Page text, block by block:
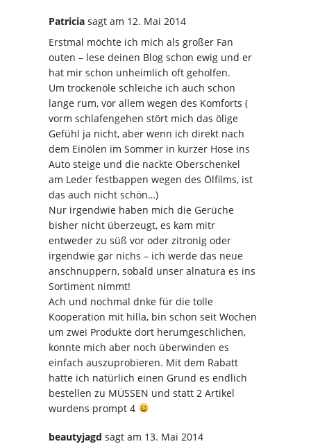
Patricia sagt am 12. Mai 2014
Erstmal möchte ich mich als großer Fan
outen – lese deinen Blog schon ewig und er
hat mir schon unheimlich oft geholfen.
Um trockenöle schleiche ich auch schon
lange rum, vor allem wegen des Komforts (
vorm schlafengehen stört mich das ölige
Gefühl ja nicht, aber wenn ich direkt nach
dem Einölen im Sommer in kurzer Hose ins
Auto steige und die nackte Oberschenkel
am Leder festbappen wegen des Ölfilms, ist
das auch nicht schön…)
Nur irgendwie haben mich die Gerüche
bisher nicht überzeugt, es kam mitr
entweder zu süß vor oder zitronig oder
irgendwie gar nichs – ich werde das neue
anschnuppern, sobald unser alnatura es ins
Sortiment nimmt!
Ach und nochmal dnke für die tolle
Kooperation mit hilla, bin schon seit Wochen
um zwei Produkte dort herumgeschlichen,
konnte mich aber noch überwinden es
einfach auszuprobieren. Mit dem Rabatt
hatte ich natürlich einen Grund es endlich
bestellen zu MÜSSEN und statt 2 Artikel
wurdens prompt 4
beautyjagd sagt am 13. Mai 2014